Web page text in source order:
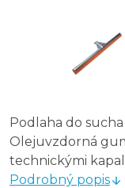
Podlaha do
Olejuvzdorná
technickými
Podrobný popis